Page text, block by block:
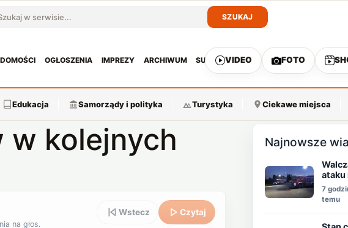
w serwisie
SZUKAJ
OGŁOSZENIA IMPREZY ARCHIWUM SUBSKRYPCJA
VIDEO FOTO
Edukacja Samorządy i polityka Turystyka Ciekawe miejsca
w kolejnych
na głos.
Wstecz Czytaj
Najnowsze
ataku
7
temu